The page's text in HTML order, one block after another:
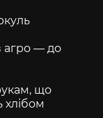
агро — до
що
хлібом